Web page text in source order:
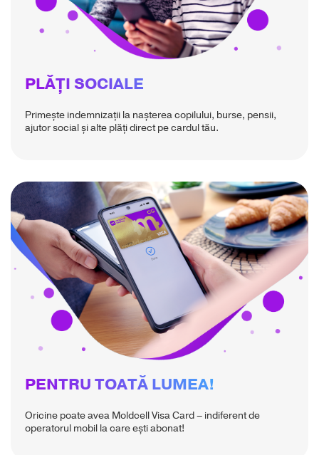
PLĂȚI SOCIALE
Primește indemnizații la nașterea copilului, burse, pensii,
ajutor social și alte plăți direct pe cardul tău.
PENTRU TOATĂ LUMEA!
Oricine poate avea Moldcell Visa Card – indiferent de
operatorul mobil la care ești abonat!